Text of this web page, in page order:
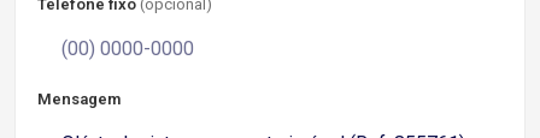
Telefone fixo (opcional)
Mensagem